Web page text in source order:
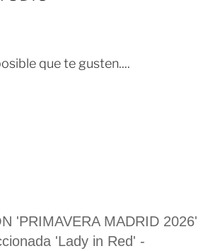
que te gusten....
'PRIMAVERA MADRID 2026'
'Lady in Red' -